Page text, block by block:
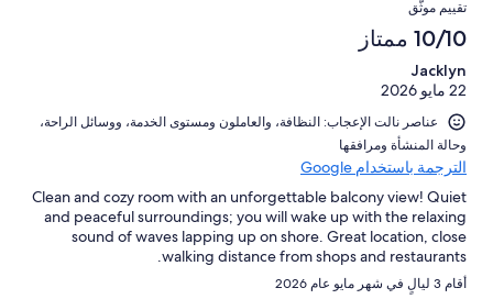
تقييم موثَّق
10/10 ممتاز
Jacklyn
22 مايو 2026
عناصر نالت الإعجاب: ⁦النظافة⁩، و⁦العاملون ومستوى الخدمة⁩، و⁦وسائل الراحة⁩،
و⁦حالة المنشأة ومرافقها⁩
الترجمة باستخدام Google
Clean and cozy room with an unforgettable balcony view! Quiet
and peaceful surroundings; you will wake up with the relaxing
sound of waves lapping up on shore. Great location, close
walking distance from shops and restaurants.
أقام 3 ليالٍ في شهر مايو عام 2026